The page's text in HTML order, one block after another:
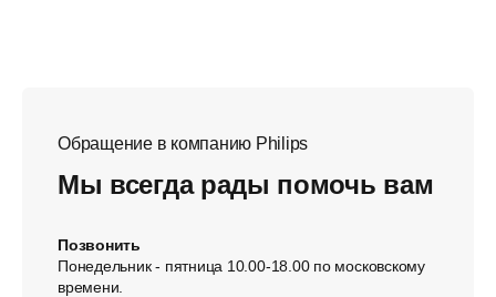
Обращение в компанию Philips
Мы всегда рады помочь вам
Позвонить
Понедельник - пятница 10.00-18.00 по московскому
времени.